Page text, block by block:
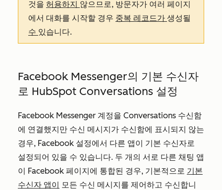
것을 허용하지 않으므로, 방문자가 여러 페이지
에서 대화를 시작할 경우 중복 레코드가 생성될
수 있습니다.
Facebook Messenger의 기본 수신자
로 HubSpot Conversations 설정
Facebook Messenger 계정을 Conversations 수신함
에 연결했지만 수신 메시지가 수신함에 표시되지 않는
경우, Facebook 설정에서 다른 앱이 기본 수신자로
설정되어 있을 수 있습니다. 두 개의 서로 다른 채팅 앱
이 Facebook 페이지에 통합된 경우, 기본적으로 기본
수신자 앱이 모든 수신 메시지를 제어하고 수신합니